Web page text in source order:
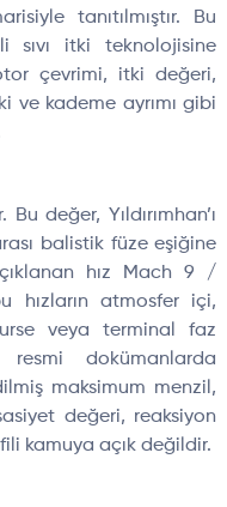
tanıtılmıştır. Bu
sıvı itki teknolojisine
çevrimi, itki değeri,
ve kademe ayrımı gibi
değer, Yıldırımhan’ı
balistik füze eşiğine
hız Mach 9 /
hızların atmosfer içi,
veya terminal faz
resmi dokümanlarda
maksimum menzil,
değeri, reaksiyon
kamuya açık değildir.